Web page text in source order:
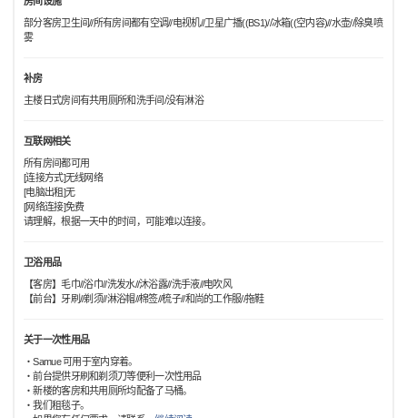
部分客房卫生间//所有房间都有空调//电视机//卫星广播((BS1)//冰箱((空内容)//水壶//除臭喷
雾
补房
主楼日式房间有共用厕所和洗手间/没有淋浴
互联网相关
所有房间都可用
[连接方式]无线网络
[电脑出租]无
[网络连接]免费
请理解，根据一天中的时间，可能难以连接。
卫浴用品
【客房】毛巾//浴巾//洗发水//沐浴露//洗手液//电吹风
【前台】牙刷//剃须//淋浴帽//棉签//梳子//和尚的工作服//拖鞋
关于一次性用品
・Samue 可用于室内穿着。
・前台提供牙刷和剃须刀等便利一次性用品
・新楼的客房和共用厕所均配备了马桶。
・我们租毯子。